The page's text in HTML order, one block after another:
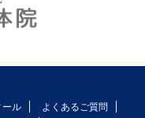
ール
よくあるご質問